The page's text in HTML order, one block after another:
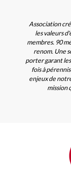
Association
les valeurs
membres. 90
renom. Une
porter garant
fois à
enjeux de
mission